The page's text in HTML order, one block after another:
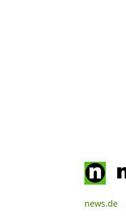
news.de